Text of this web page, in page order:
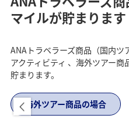
マイルが貯まります
ANAトラベラーズ商品（国内ツ
アクティビティ 、海外ツアー
貯まります。
海外ツアー商品の場合